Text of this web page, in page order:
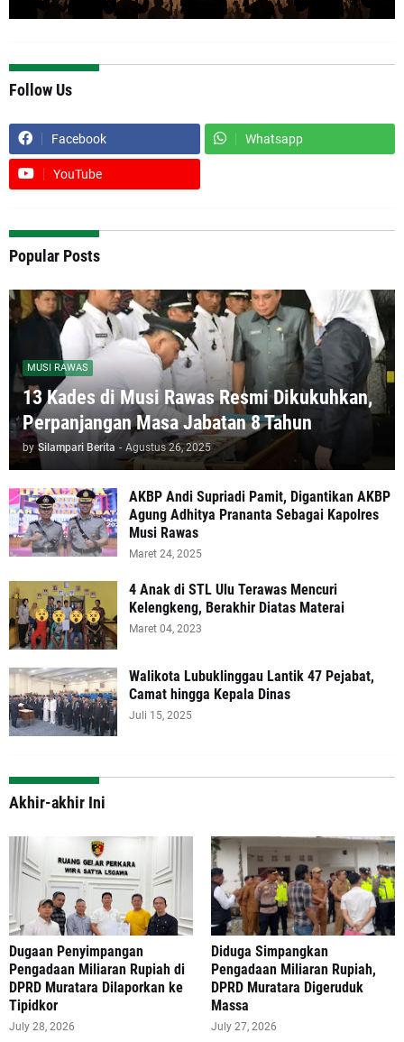
Follow Us
Facebook Whatsapp
YouTube
Popular Posts
MUSI RAWAS
13 Kades di Musi Rawas Resmi Dikukuhkan,
Perpanjangan Masa Jabatan 8 Tahun
by Silampari Berita - Agustus 26, 2025
AKBP Andi Supriadi Pamit, Digantikan AKBP
Agung Adhitya Prananta Sebagai Kapolres
Musi Rawas
Maret 24, 2025
4 Anak di STL Ulu Terawas Mencuri
Kelengkeng, Berakhir Diatas Materai
Maret 04, 2023
Walikota Lubuklinggau Lantik 47 Pejabat,
Camat hingga Kepala Dinas
Juli 15, 2025
Akhir-akhir Ini
‎Dugaan Penyimpangan
Pengadaan Miliaran Rupiah di
DPRD Muratara Dilaporkan ke
Tipidkor
July 28, 2026
Diduga Simpangkan
Pengadaan Miliaran Rupiah,
DPRD Muratara Digeruduk
Massa
July 27, 2026